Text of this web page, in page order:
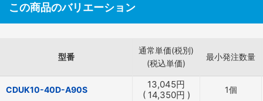
この商品のバリエーション
型番
通常単価(税別)
(税込単価)
最小発注数量
CDUK10-40D-A90S 13,045円
( 14,350円 ) 1個